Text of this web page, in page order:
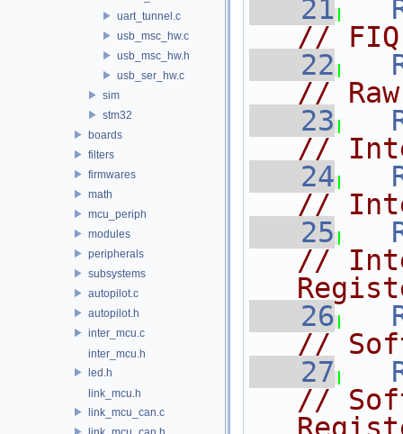
uart_tunnel.c
usb_msc_hw.c
usb_msc_hw.h
usb_ser_hw.c
sim
stm32
boards
filters
firmwares
math
mcu_periph
modules
peripherals
subsystems
autopilot.c
autopilot.h
inter_mcu.c
inter_mcu.h
led.h
link_mcu.h
link_mcu_can.c
   21
//
   22
//
   23
//
   24
//
   25
//
   26
//
   27
//